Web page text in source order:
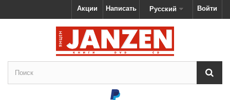
Войти
Русский
Написать
Акции